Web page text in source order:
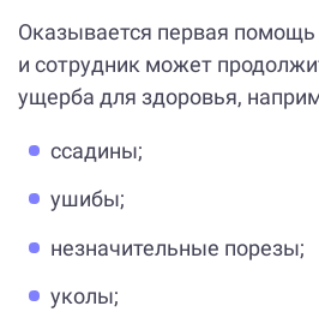
Оказывается первая помощь
и сотрудник может
ущерба для здоровья,
ссадины;
ушибы;
незначительные порезы;
уколы;